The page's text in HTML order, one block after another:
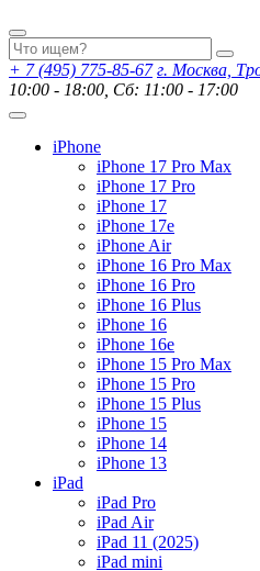
+ 7 (495) 775-85-67 г. Москва,
10:00 - 18:00, Сб: 11:00 - 17:00
iPhone
iPhone 17 Pro Max
iPhone 17 Pro
iPhone 17
iPhone 17e
iPhone Air
iPhone 16 Pro Max
iPhone 16 Pro
iPhone 16 Plus
iPhone 16
iPhone 16e
iPhone 15 Pro Max
iPhone 15 Pro
iPhone 15 Plus
iPhone 15
iPhone 14
iPhone 13
iPad
iPad Pro
iPad Air
iPad 11 (2025)
iPad mini